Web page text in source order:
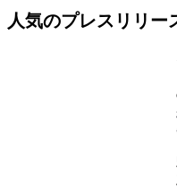
人気のプレスリリー